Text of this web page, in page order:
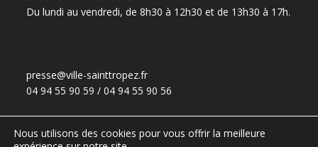
Du lundi au vendredi, de 8h30 à 12h30 et de 13h30 à 17h.
presse@ville-sainttropez.fr
04 94 55 90 59 / 04 94 55 90 56
Nous utilisons des cookies pour vous offrir la meilleure